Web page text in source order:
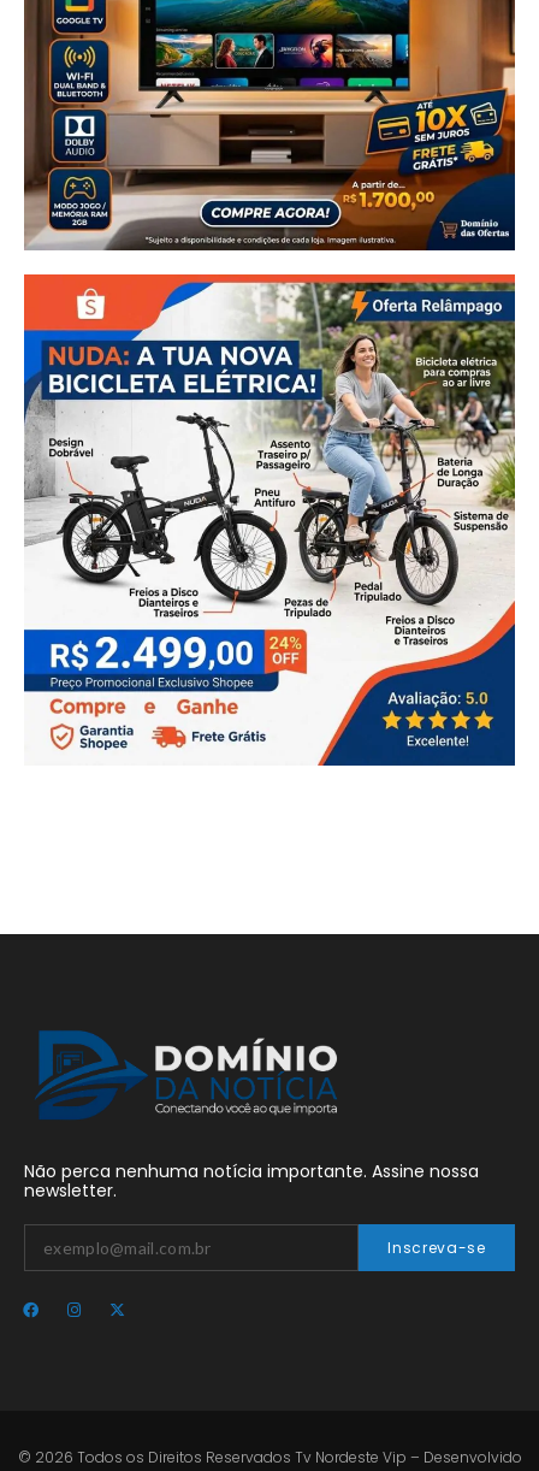
Não perca nenhuma notícia importante. Assine nossa
newsletter.
Inscreva-se
© 2026 Todos os Direitos Reservados Tv Nordeste Vip – Desenvolvido